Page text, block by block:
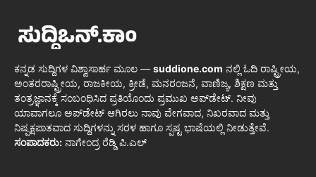
ಕನ್ನಡ ಸುದ್ದಿಗಳ ವಿಶ್ವಾಸಾರ್ಹ ಮೂಲ — suddione.com ನಲ್ಲಿ ಓದಿ ರಾಷ್ಟ್ರೀಯ,
ಅಂತರರಾಷ್ಟ್ರೀಯ, ರಾಜಕೀಯ, ಕ್ರೀಡೆ, ಮನರಂಜನೆ, ವಾಣಿಜ್ಯ, ಶಿಕ್ಷಣ ಮತ್ತು
ತಂತ್ರಜ್ಞಾನಕ್ಕೆ ಸಂಬಂಧಿಸಿದ ಪ್ರತಿಯೊಂದು ಪ್ರಮುಖ ಅಪ್‌ಡೇಟ್. ನೀವು
ಯಾವಾಗಲೂ ಅಪ್‌ಡೇಟ್ ಆಗಿರಲು ನಾವು ವೇಗವಾದ, ನಿಖರವಾದ ಮತ್ತು
ನಿಷ್ಪಕ್ಷಪಾತವಾದ ಸುದ್ದಿಗಳನ್ನು ಸರಳ ಹಾಗೂ ಸ್ಪಷ್ಟ ಭಾಷೆಯಲ್ಲಿ ನೀಡುತ್ತೇವೆ.
ಸಂಪಾದಕರು: ನಾಗೇಂದ್ರ ರೆಡ್ಡಿ ಪಿ.ಎಲ್